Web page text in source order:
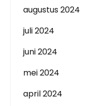
augustus 2024
juli 2024
juni 2024
mei 2024
april 2024